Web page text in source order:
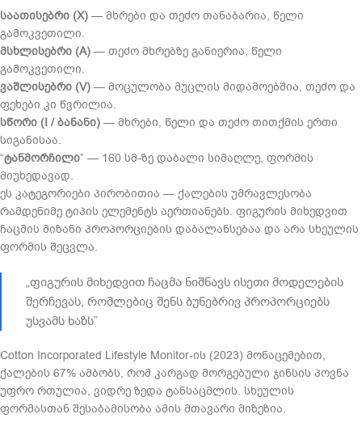
საათისებრი (X) — მხრები და თეძო თანაბარია, წელი
გამოკვეთილი.
მსხლისებრი (A) — თეძო მხრებზე განიერია, წელი
გამოკვეთილი.
ვაშლისებრი (V) — მოცულობა მუცლის მიდამოებშია, თეძო და
ფეხები კი წვრილია.
სწორი (I / ბანანი) — მხრები, წელი და თეძო თითქმის ერთი
სიგანისაა.
“ტანმორჩილი” — 160 სმ-ზე დაბალი სიმაღლე, ფორმის
მიუხედავად.
ეს კატეგორიები პირობითია — ქალების უმრავლესობა
რამდენიმე ტიპის ელემენტს აერთიანებს. ფიგურის მიხედვით
ჩაცმის მიზანი პროპორციების დაბალანსებაა და არა სხეულის
ფორმის შეცვლა.
„ფიგურის მიხედვით ჩაცმა ნიშნავს ისეთი მოდელების
შერჩევას, რომლებიც შენს ბუნებრივ პროპორციებს
უსვამს ხაზს”
Cotton Incorporated Lifestyle Monitor-ის (2023) მონაცემებით,
ქალების 67% ამბობს, რომ კარგად მორგებული ჯინსის პოვნა
უფრო რთულია, ვიდრე ზედა ტანსაცმლის. სხეულის
ფორმასთან შესაბამისობა ამის მთავარი მიზეზია.